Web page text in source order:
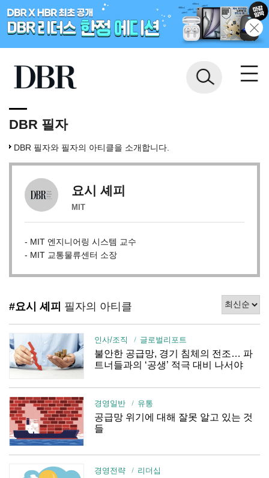
DBR 필자
DBR 필자와 필자의 아티클을 소개합니다.
요시 셰피
MIT
- MIT 엔지니어링 시스템 교수
- MIT 교통물류센터 소장
#요시 셰피 필자의 아티클
인사/조직 글로벌리포트
불안한 공급망, 경기 침체의 전조… 파
트너들과의 ‘공생’ 적극 대비 나서야
경영일반 유통
공급망 위기에 대해 잘못 알고 있는 것
들
경영전략 리더십